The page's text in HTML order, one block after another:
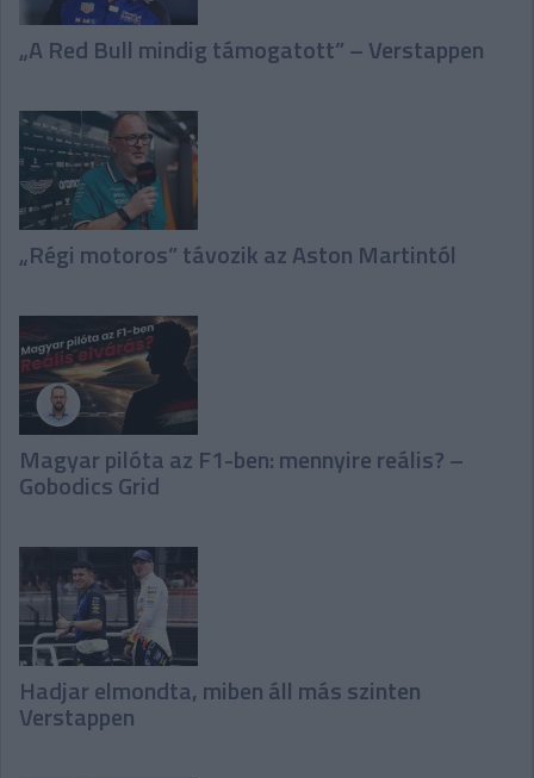
„A Red Bull mindig támogatott” – Verstappen
„Régi motoros” távozik az Aston Martintól
Magyar pilóta az F1-ben: mennyire reális? –
Gobodics Grid
Hadjar elmondta, miben áll más szinten
Verstappen